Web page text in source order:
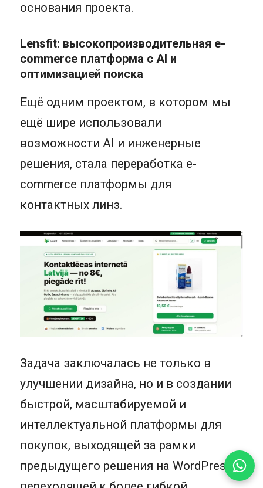
основания проекта.
Lensfit: высокопроизводительная e-
commerce платформа с AI и
оптимизацией поиска
Ещё одним проектом, в котором мы
ещё шире использовали
возможности AI и инженерные
решения, стала переработка e-
commerce платформы для
контактных линз.
Задача заключалась не только в
улучшении дизайна, но и в создании
быстрой, масштабируемой и
интеллектуальной платформы для
покупок, выходящей за рамки
предыдущего решения на WordPress и